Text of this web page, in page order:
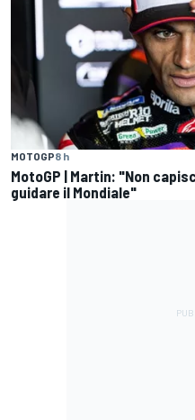
MOTOGP8 h
MotoGP | Martin: "Non
guidare il Mondiale"